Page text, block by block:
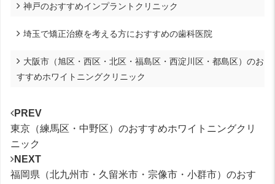
神戸のおすすめインプラントクリニック
埼玉で矯正治療を考える方におすすめの歯科医院
大阪市（旭区・西区・北区・福島区・西淀川区・都島区）のお
すすめホワイトニングクリニック
PREV
東京（練馬区・中野区）のおすすめホワイトニングクリ
ニック
NEXT
福岡県（北九州市・久留米市・宗像市・小群市）のおす